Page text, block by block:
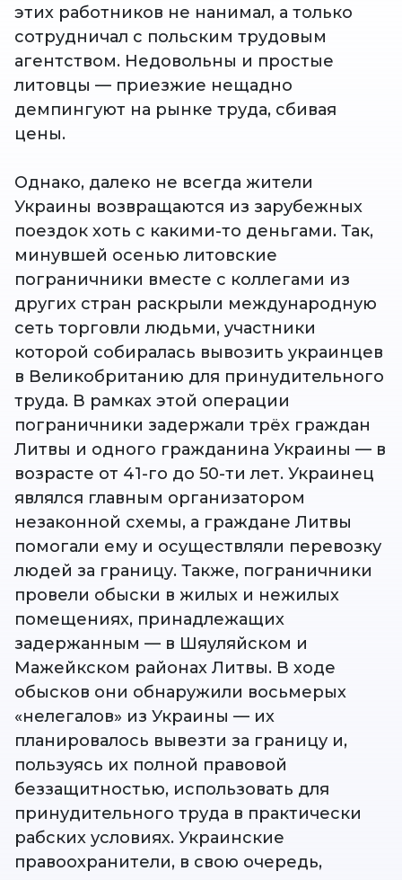
этих работников не нанимал, а только
сотрудничал с польским трудовым
агентством. Недовольны и простые
литовцы — приезжие нещадно
демпингуют на рынке труда, сбивая
цены.
Однако, далеко не всегда жители
Украины возвращаются из зарубежных
поездок хоть с какими-то деньгами. Так,
минувшей осенью литовские
пограничники вместе с коллегами из
других стран раскрыли международную
сеть торговли людьми, участники
которой собиралась вывозить украинцев
в Великобританию для принудительного
труда. В рамках этой операции
пограничники задержали трёх граждан
Литвы и одного гражданина Украины — в
возрасте от 41-го до 50-ти лет. Украинец
являлся главным организатором
незаконной схемы, а граждане Литвы
помогали ему и осуществляли перевозку
людей за границу. Также, пограничники
провели обыски в жилых и нежилых
помещениях, принадлежащих
задержанным — в Шяуляйском и
Мажейкском районах Литвы. В ходе
обысков они обнаружили восьмерых
«нелегалов» из Украины — их
планировалось вывезти за границу и,
пользуясь их полной правовой
беззащитностью, использовать для
принудительного труда в практически
рабских условиях. Украинские
правоохранители, в свою очередь,